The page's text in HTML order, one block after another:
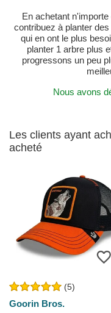
En achetant
contribuez à planter
qui en ont le plus
planter 1 arbre plus
progressons un peu
Nous avons
Les clients ayant
acheté
(5)
Goorin Bros.